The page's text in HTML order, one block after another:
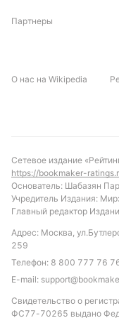
учитывая их
показатели по
активной атаке. С
побед и
забитыми мячами,
при выборе
Обновлено:
Автор
Партнеры
О нас на Wikipedia
Сетевое издание
https://bookmaker-
Основатель: Шабазян
Учредитель Издания:
Главный редактор
Адрес: Москва,
259
Телефон: 8 800 777 76
E-mail:
Свидетельство о
ФС77-70265 выдано